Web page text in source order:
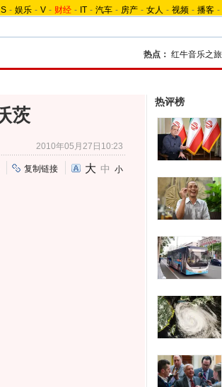
S - 娱乐 - V - 财经 - IT - 汽车 - 房产 - 女人 - 视频 - 播客 -
热点： 红牛音乐之旅
茨
2010年05月27日10:23
复制链接 大 中 小
热评榜